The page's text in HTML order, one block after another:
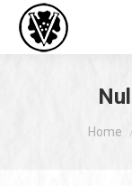
You
Home